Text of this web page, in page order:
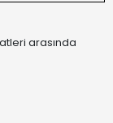
arasında